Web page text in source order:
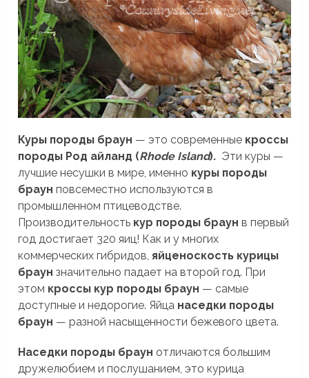
Куры породы браун — это современные кроссы
породы Род айланд (Rhode Island). Эти куры —
лучшие несушки в мире, именно куры породы
браун повсеместно используются в
промышленном птицеводстве.
Производительность кур породы браун в первый
год достигает 320 яиц! Как и у многих
коммерческих гибридов, яйценоскость курицы
браун значительно падает на второй год. При
этом кроссы кур породы браун — самые
доступные и недорогие. Яйца наседки породы
браун — разной насыщенности бежевого цвета.
Наседки породы браун отличаются большим
дружелюбием и послушанием, это курица